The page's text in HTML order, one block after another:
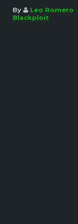
By Leo Romero
Blackploit